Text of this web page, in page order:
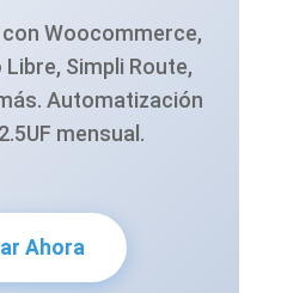
Woocommerce,
Simpli Route,
Automatización
mensual.
Ahora